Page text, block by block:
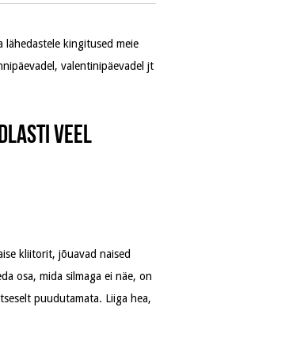
kingitused meie
valentinipäevadel jt
veel
kliitorit, jõuavad naised
osa, mida silmaga ei näe, on
puudutamata. Liiga hea,